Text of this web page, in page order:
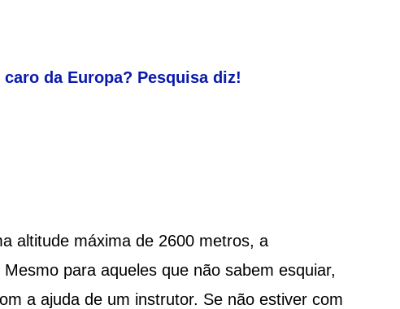
da Europa? Pesquisa diz!
altitude máxima de 2600 metros, a
para aqueles que não sabem esquiar,
a ajuda de um instrutor. Se não estiver com